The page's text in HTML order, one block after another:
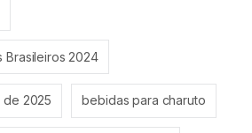
Brasileiros 2024
de 2025 bebidas para charuto